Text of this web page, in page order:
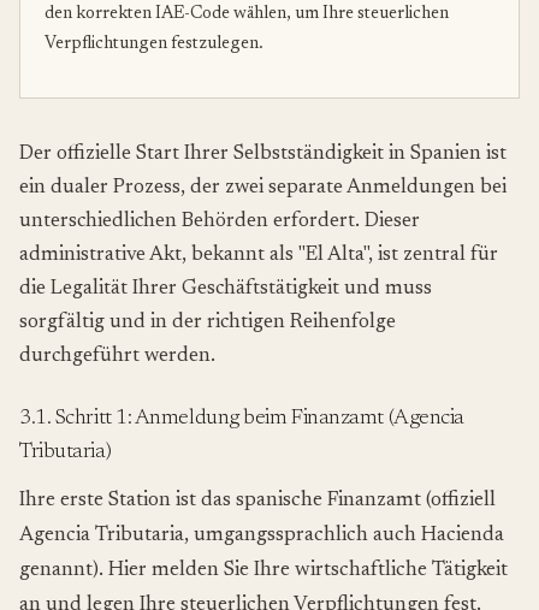
den korrekten IAE-Code wählen, um Ihre steuerlichen
Verpflichtungen festzulegen.
Der offizielle Start Ihrer Selbstständigkeit in Spanien ist
ein dualer Prozess, der zwei separate Anmeldungen bei
unterschiedlichen Behörden erfordert. Dieser
administrative Akt, bekannt als "El Alta", ist zentral für
die Legalität Ihrer Geschäftstätigkeit und muss
sorgfältig und in der richtigen Reihenfolge
durchgeführt werden.
3.1. Schritt 1: Anmeldung beim Finanzamt (Agencia
Tributaria)
Ihre erste Station ist das spanische Finanzamt (offiziell
Agencia Tributaria, umgangssprachlich auch Hacienda
genannt). Hier melden Sie Ihre wirtschaftliche Tätigkeit
an und legen Ihre steuerlichen Verpflichtungen fest.